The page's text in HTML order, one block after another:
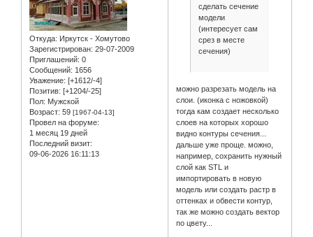
Откуда: Иркутск - Хомутово
Зарегистрирован: 29-07-2009
Приглашений: 0
Сообщений: 1656
Уважение: [+1612/-4]
Позитив: [+1204/-25]
Пол: Мужской
Возраст: 59 [1967-04-13]
Провел на форуме:
1 месяц 19 дней
Последний визит:
09-06-2026 16:11:13
сделать сечение
модели
(интересует сам
срез в месте
сечения)
можно разрезать модель на
слои. (иконка с ножовкой)
тогда кам создает несколько
слоев на которых хорошо
видно контуры сечения...
дальше уже проще. можно,
например, сохранить нужный
слой как STL и
импортировать в новую
модель или создать растр в
оттенках и обвести контур,
так же можно создать вектор
по цвету...